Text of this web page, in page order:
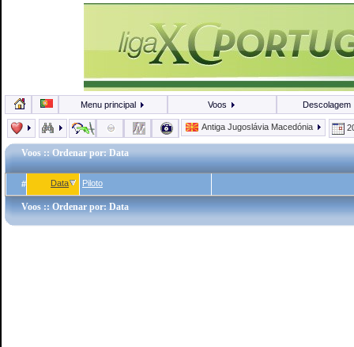
Menu principal Voos Descolagem
Antiga Jugoslávia Macedónia
Voos :: Ordenar por: Data
# Data Piloto
Voos :: Ordenar por: Data